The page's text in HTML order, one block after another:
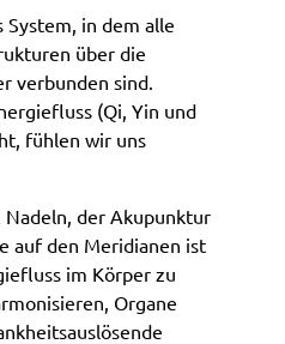
System, in dem alle
über die
verbunden sind.
(Qi, Yin und
fühlen wir uns
Nadeln, der Akupunktur
auf den Meridianen ist
im Körper zu
Organe